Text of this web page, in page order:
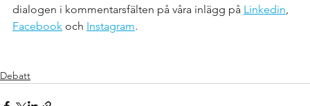
dialogen i kommentarsfälten på våra inlägg på Linkedin
Facebook och Instagram.
Debatt